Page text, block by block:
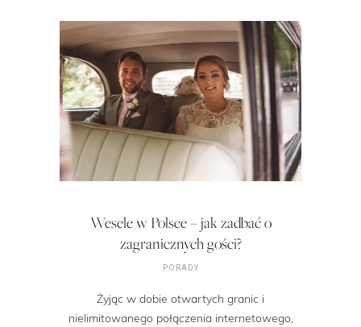
Wesele w Polsce – jak zadbać o
zagranicznych gości?
PORADY
Żyjąc w dobie otwartych granic i
nielimitowanego połączenia internetowego,